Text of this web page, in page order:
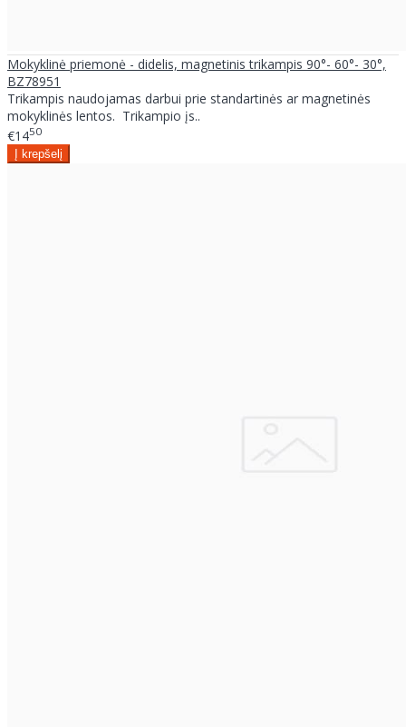
Mokyklinė priemonė - didelis, magnetinis trikampis 90°- 60°- 30°,
BZ78951
Trikampis naudojamas darbui prie standartinės ar magnetinės
mokyklinės lentos. Trikampio įs..
€1450